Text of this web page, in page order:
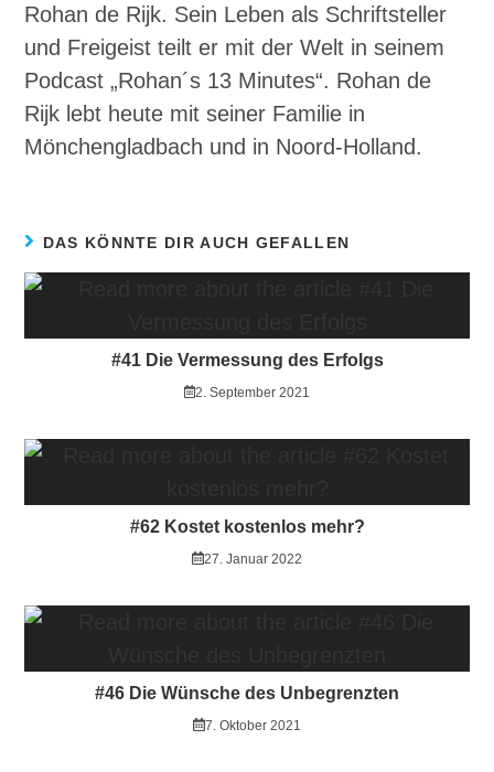
Rohan de Rijk. Sein Leben als Schriftsteller
und Freigeist teilt er mit der Welt in seinem
Podcast „Rohan´s 13 Minutes“. Rohan de
Rijk lebt heute mit seiner Familie in
Mönchengladbach und in Noord-Holland.
DAS KÖNNTE DIR AUCH GEFALLEN
#41 Die Vermessung des Erfolgs
2. September 2021
#62 Kostet kostenlos mehr?
27. Januar 2022
#46 Die Wünsche des Unbegrenzten
7. Oktober 2021